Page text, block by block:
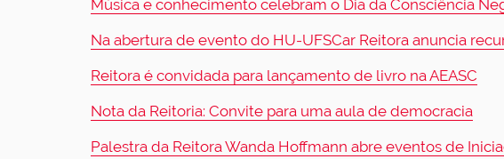
Música e conhecimento celebram o Dia da Consciência
Na abertura de evento do HU-UFSCar Reitora anuncia
Reitora é convidada para lançamento de livro na AEASC
Nota da Reitoria: Convite para uma aula de democracia
Palestra da Reitora Wanda Hoffmann abre eventos de